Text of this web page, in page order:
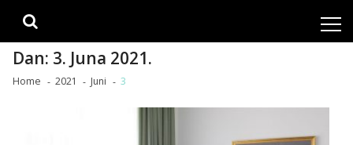
Dan: 3. Juna 2021.
Home 2021 Juni 3